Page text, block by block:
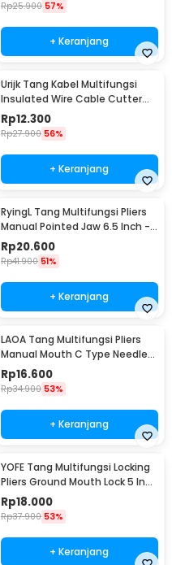
Rp25.900 57%
+ Keranjang
Urijk Tang Kabel Multifungsi
Insulated Wire Cable Cutter
Pliers 15cm Needle Nose -
M2941
Rp12.300
Rp27.900 56%
+ Keranjang
RyingL Tang Multifungsi Pliers
Manual Pointed Jaw 6.5 Inch -
L95
Rp20.600
Rp41.900 51%
+ Keranjang
LAOA Tang Multifungsi Pliers
Manual Mouth C Type Needle
Nose 5 Inch - L100
Rp16.600
Rp34.900 53%
+ Keranjang
YOFE Tang Multifungsi Locking
Pliers Ground Mouth Lock 5 Inch
- X47
Rp18.000
Rp37.900 53%
+ Keranjang